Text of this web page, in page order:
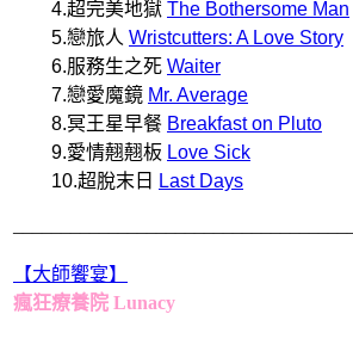
4.超完美地獄 The Bothersome Man
5.戀旅人 Wristcutters: A Love Story
6.服務生之死 Waiter
7.戀愛魔鏡 Mr. Average
8.冥王星早餐 Breakfast on Pluto
9.愛情翹翹板 Love Sick
10.超脫末日
Last Days
【大師饗宴】
瘋狂療養院 Lunacy